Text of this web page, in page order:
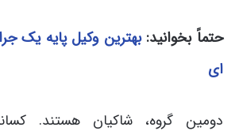
حتماً بخوانید:بهترین وکیل پایه یک
ای
دومین گروه، شاکیان هستند.